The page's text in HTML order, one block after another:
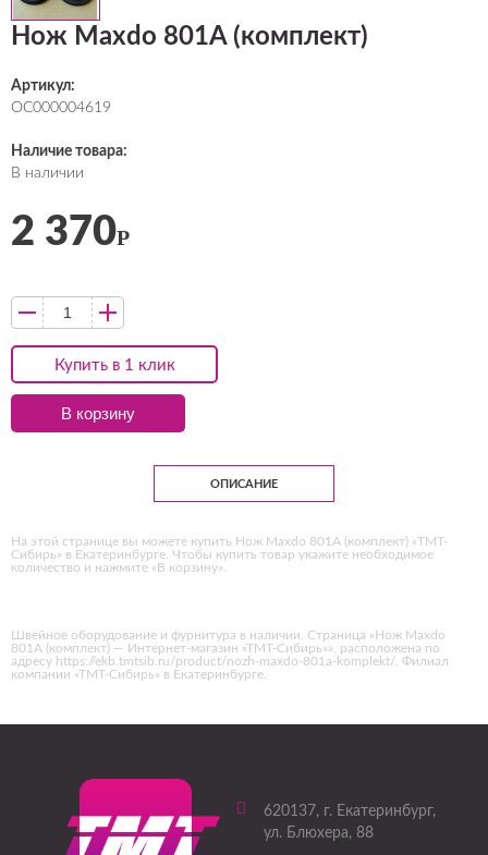
Нож Maxdo 801A (комплект)
Артикул:
ОС000004619
Наличие товара:
В наличии
Купить в 1 клик
2 370Р
В корзину
ОПИСАНИЕ
На этой странице вы можете купить Нож Maxdo 801A (комплект) «ТМТ-
Сибирь» в Екатеринбурге. Чтобы купить товар укажите необходимое
количество и нажмите «В корзину».
Швейное оборудование и фурнитура в наличии. Страница «Нож Maxdo
801A (комплект) — Интернет-магазин «ТМТ-Сибирь»», расположена по
адресу https://ekb.tmtsib.ru/product/nozh-maxdo-801a-komplekt/. Филиал
компании «ТМТ-Сибирь» в Екатеринбурге.
620137, г. Екатеринбург,
ул. Блюхера, 88